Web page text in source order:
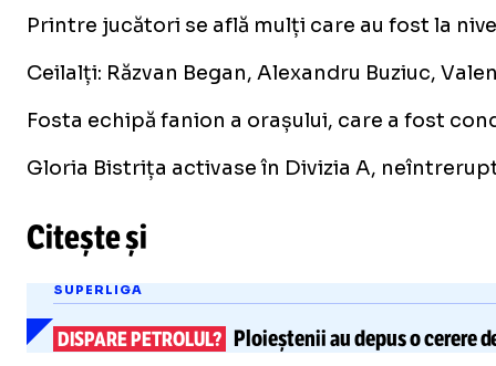
Printre jucători se află mulți care au fost la
Ceilalți: Răzvan Began, Alexandru Buziuc,
Fosta echipă fanion a orașului, care a fost
Gloria Bistrița activase în Divizia A,
Citește și
SUPERLIGA
DISPARE PETROLUL? Ploieștenii au depus ocerere